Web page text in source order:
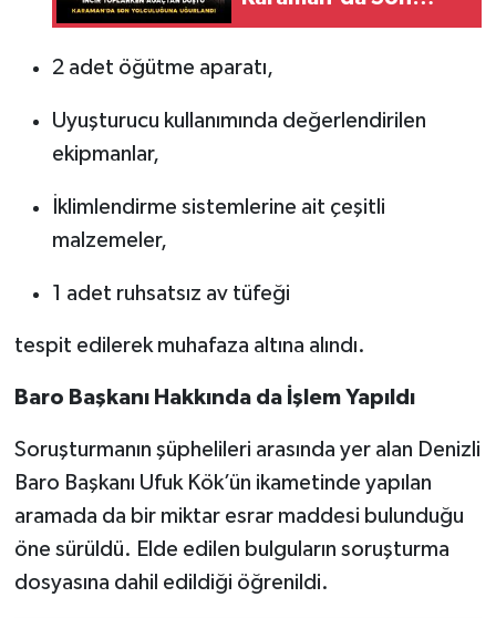
Yolculuğuna
2 adet öğütme aparatı,
Uyuşturucu kullanımında değerlendirilen
ekipmanlar,
İklimlendirme sistemlerine ait çeşitli
malzemeler,
1 adet ruhsatsız av tüfeği
tespit edilerek muhafaza altına alındı.
Baro Başkanı Hakkında da İşlem Yapıldı
Soruşturmanın şüphelileri arasında yer alan Denizli
Baro Başkanı Ufuk Kök’ün ikametinde yapılan
aramada da bir miktar esrar maddesi bulunduğu
öne sürüldü. Elde edilen bulguların soruşturma
dosyasına dahil edildiği öğrenildi.